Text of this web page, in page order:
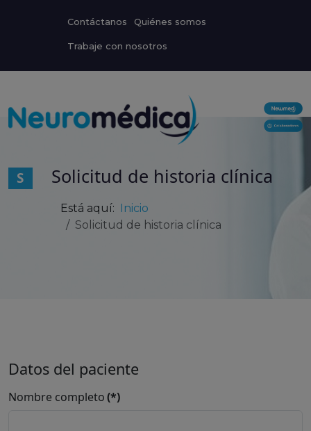
Contáctanos Quiénes somos
Trabaje con nosotros
S Solicitud de historia clínica
Está aquí: Inicio
Solicitud de historia clínica
Datos del paciente
Nombre completo(*)